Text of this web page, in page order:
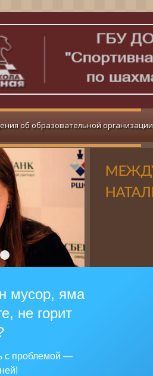
об образовательной организации
мусор, яма
не горит
с проблемой —